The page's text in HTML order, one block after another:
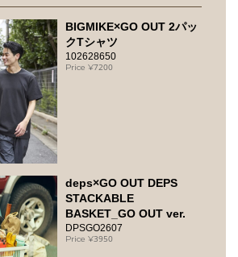
BIGMIKE×GO OUT 2パッ
クTシャツ
102628650
7200
deps×GO OUT DEPS
STACKABLE
BASKET_GO OUT ver.
DPSGO2607
3950